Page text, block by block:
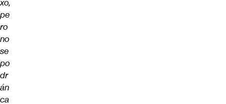
xo,
pe
ro
no
se
po
dr
án
ca